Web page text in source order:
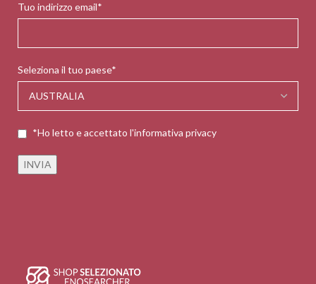
Tuo indirizzo email*
Seleziona il tuo paese*
*Ho letto e accettato l'informativa privacy